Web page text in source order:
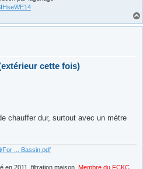
cette fois)
chauffer dur, surtout avec un mètre
For ... Bassin.pdf
en 2011, filtration maison. Membre du FCKC